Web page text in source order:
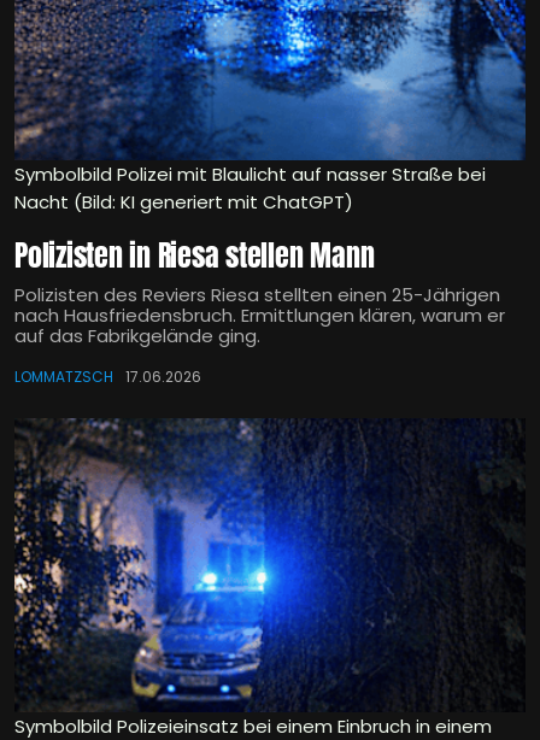
Symbolbild Polizei mit Blaulicht auf nasser Straße bei
Nacht (Bild: KI generiert mit ChatGPT)
Polizisten in Riesa stellen Mann
Polizisten des Reviers Riesa stellten einen 25-Jährigen
nach Hausfriedensbruch. Ermittlungen klären, warum er
auf das Fabrikgelände ging.
LOMMATZSCH 17.06.2026
Symbolbild Polizeieinsatz bei einem Einbruch in einem